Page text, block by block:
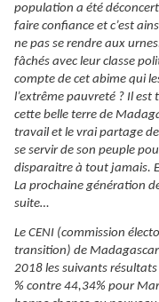
population a été
faire confiance et c’est
ne pas se rendre aux
fâchés avec leur classe
compte de cet abime qui
l’extrême pauvreté ? Il
cette belle terre de
travail et le vrai partage
se servir de son peuple
disparaitre à tout jamais.
La prochaine génération
suite…
Le CENI (commission
transition) de
2018 les suivants
% contre 44,34% pour